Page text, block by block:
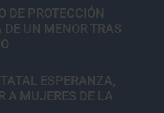
DE PROTECCIÓN
UN MENOR TRAS
ESPERANZA,
A MUJERES DE LA